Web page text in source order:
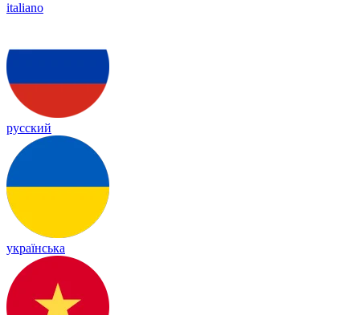
italiano
русский
українська